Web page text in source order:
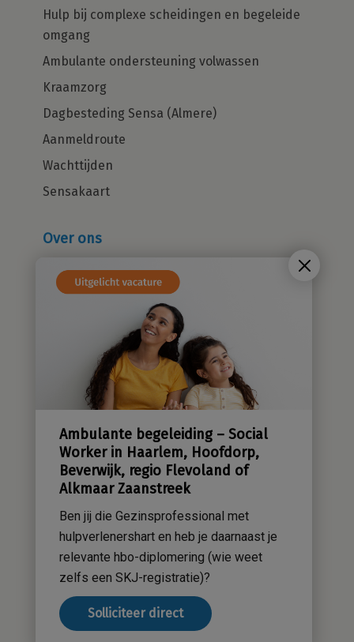
Ambulante begeleiding – Social
Worker in Haarlem, Hoofdorp,
Beverwijk, regio Flevoland of
Alkmaar Zaanstreek
Ben jij die Gezinsprofessional met
hulpverlenershart en heb je daarnaast je
relevante hbo-diplomering (wie weet
zelfs een SKJ-registratie)?
Solliciteer direct
Hulp bij complexe scheidingen en begeleide
omgang
Ambulante ondersteuning volwassen
Kraamzorg
Dagbesteding Sensa (Almere)
Aanmeldroute
Wachttijden
Sensakaart
Over ons
Cliëntenraad
Sensatieve methodiek
Groene zorg
Stichting Sensa
Contact